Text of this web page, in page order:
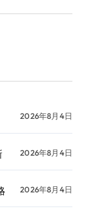
2026年8月4日
2026年8月4日
2026年8月4日